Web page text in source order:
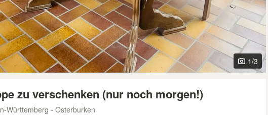
1/3
zu verschenken (nur noch morgen!)
Württemberg - Osterburken